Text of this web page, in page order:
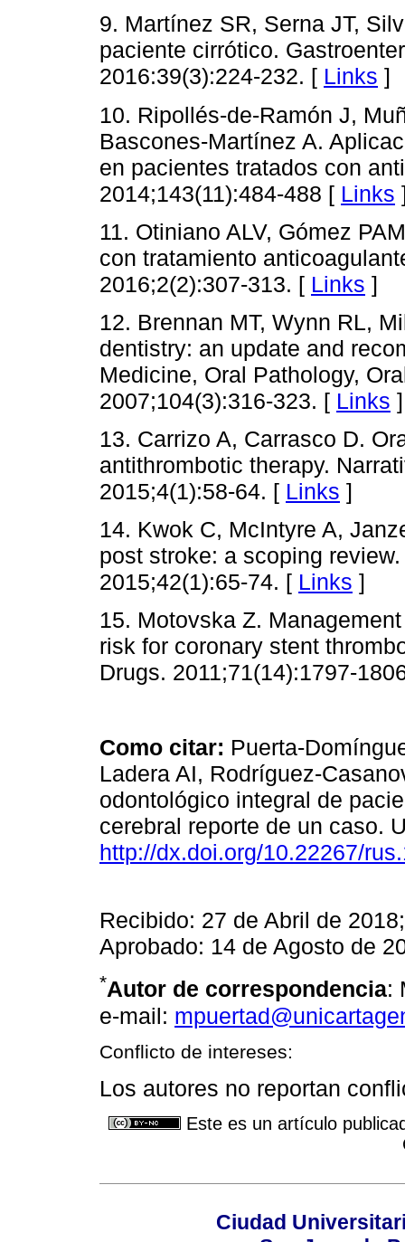
9. Martínez SR, Serna JT,
paciente cirrótico.
2016:39(3):224-232. [ Links ]
10. Ripollés-de-Ramón J,
Bascones-Martínez A.
en pacientes tratados con
2014;143(11):484-488 [ Links
11. Otiniano ALV, Gómez
con tratamiento
2016;2(2):307-313. [ Links ]
12. Brennan MT, Wynn RL,
dentistry: an update and
Medicine, Oral Pathology,
2007;104(3):316-323. [ Links ]
13. Carrizo A, Carrasco D.
antithrombotic therapy.
2015;4(1):58-64. [ Links ]
14. Kwok C, McIntyre A,
post stroke: a scoping
2015;42(1):65-74. [ Links ]
15. Motovska Z.
risk for coronary stent
Drugs. 2011;71(14):1797-
Como citar: Puerta-
Ladera AI, Rodríguez-
odontológico integral de
cerebral reporte de un caso.
http://dx.doi.org/10.22267/
Recibido: 27 de Abril de
Aprobado: 14 de Agosto de
*Autor de correspondencia:
e-mail:
Conflicto de intereses:
Los autores no reportan
Este es un artículo
Ciudad